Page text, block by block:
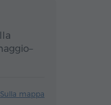
Sulla mappa